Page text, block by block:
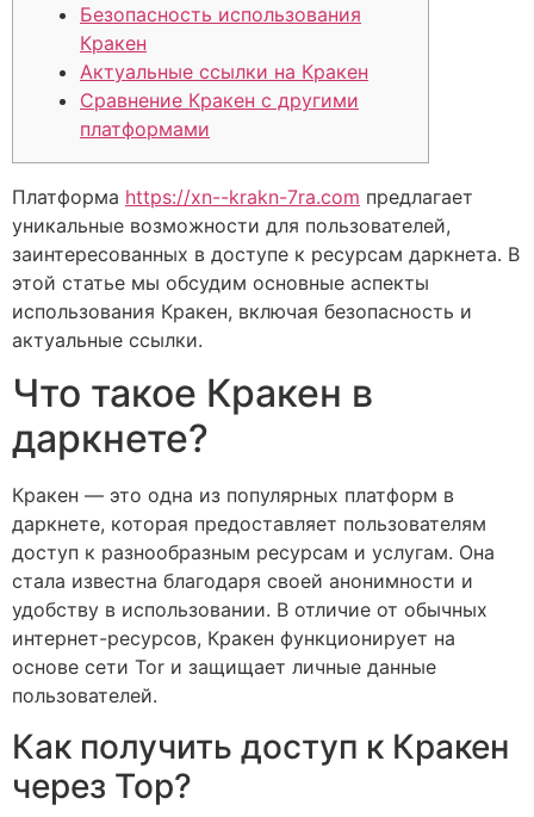
Безопасность использования
Кракен
Актуальные ссылки на Кракен
Сравнение Кракен с другими
платформами
Платформа https://xn--krakn-7ra.com предлагает
уникальные возможности для пользователей,
заинтересованных в доступе к ресурсам даркнета. В
этой статье мы обсудим основные аспекты
использования Кракен, включая безопасность и
актуальные ссылки.
Что такое Кракен в
даркнете?
Кракен — это одна из популярных платформ в
даркнете, которая предоставляет пользователям
доступ к разнообразным ресурсам и услугам. Она
стала известна благодаря своей анонимности и
удобству в использовании. В отличие от обычных
интернет-ресурсов, Кракен функционирует на
основе сети Tor и защищает личные данные
пользователей.
Как получить доступ к Кракен
через Тор?